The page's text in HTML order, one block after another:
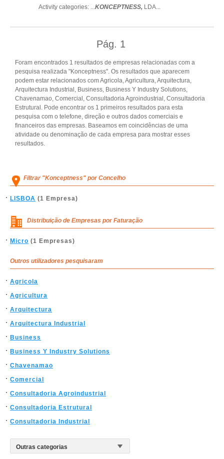
Activity categories: ...KONCEPTNESS, LDA...
Pág. 1
Foram encontrados 1 resultados de empresas relacionadas com a
pesquisa realizada "Konceptness". Os resultados que aparecem
podem estar relacionados com Agricola, Agricultura, Arquitectura,
Arquitectura Industrial, Business, Business Y Industry Solutions,
Chavenamao, Comercial, Consultadoria Agroindustrial, Consultadoria
Estrutural. Pode encontrar os 1 primeiros resultados para esta
pesquisa com o telefone, direção e outros dados comerciais e
financeiros das empresas. Baseamos em coincidências de uma
atividade ou denominação de cada empresa para mostrar esses
resultados.
Filtrar "Konceptness" por Concelho
LISBOA (1 Empresa)
Distribuição de Empresas por Faturação
Micro (1 Empresas)
Outros utilizadores pesquisaram
Agricola
Agricultura
Arquitectura
Arquitectura Industrial
Business
Business Y Industry Solutions
Chavenamao
Comercial
Consultadoria Agroindustrial
Consultadoria Estrutural
Consultadoria Industrial